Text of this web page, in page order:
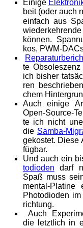
Einige
beit (oder auch nur zu pri­va­ten Zwe­cken oder
ein­fach aus Spaß 😀)
kön­nen. Span­nungs­tei­ler, LC-Schwing­krei­se, Sieb­el­
kos, PWM-
te Ob­so­les­zenz hin­wei­sen. Leider ha­be
ich bis­her
ren be­schrie­ben aber ei­ni­ge mit
chem
Auch ei­ni­ge
Open-Source-
te ich nicht
die Sam­ba-
ge­kos­tet. Die­se Ar­ti­kel sind lei­der nur auf Eng­lisch ver­
füg­bar.
Und auch ein
to­dioden darf na­tür­lich nicht feh­len.
Spaß muss sein! Ei­ne klei­ne
men­tal-Pla­ti­ne
Pho­to­dioden
rich­tung.
die letzt­lich in